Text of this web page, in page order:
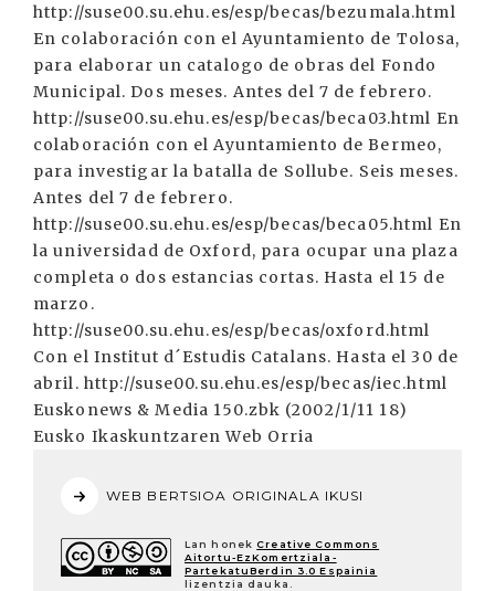
http://suse00.su.ehu.es/esp/becas/bezumala.html
En colaboración con el Ayuntamiento de Tolosa,
para elaborar un catalogo de obras del Fondo
Municipal. Dos meses. Antes del 7 de febrero.
http://suse00.su.ehu.es/esp/becas/beca03.html En
colaboración con el Ayuntamiento de Bermeo,
para investigar la batalla de Sollube. Seis meses.
Antes del 7 de febrero.
http://suse00.su.ehu.es/esp/becas/beca05.html En
la universidad de Oxford, para ocupar una plaza
completa o dos estancias cortas. Hasta el 15 de
marzo.
http://suse00.su.ehu.es/esp/becas/oxford.html
Con el Institut d´Estudis Catalans. Hasta el 30 de
abril. http://suse00.su.ehu.es/esp/becas/iec.html
Euskonews & Media 150.zbk (2002/1/11 18)
Eusko Ikaskuntzaren Web Orria
WEB BERTSIOA ORIGINALA IKUSI
Lan honek Creative Commons
Aitortu-EzKomertziala-
PartekatuBerdin 3.0 Espainia
lizentzia dauka.